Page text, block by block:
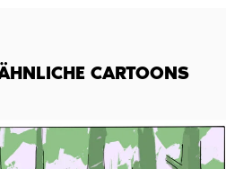
CARTOONS